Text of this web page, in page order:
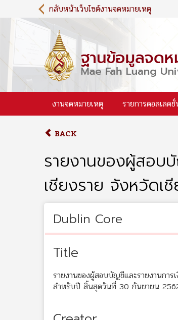
i
c
กลับหน้าเว็บไซต์งานจดหมายเหตุ
งานจดหมายเหตุ รายการคอลเลค
BACK
รายงานของผู้สอบ
เชียงราย จังหวัด
Dublin Core
Title
รายงานของผู้สอบบัญชีและรายงานการ
สำหรับปี สิ้นสุดวันที่ 30 กันยายน